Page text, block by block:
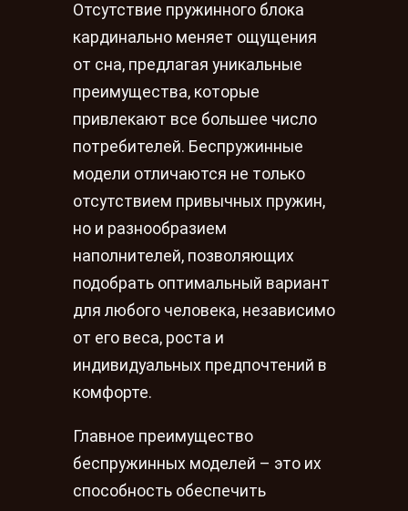
Отсутствие пружинного блока
кардинально меняет ощущения
от сна, предлагая уникальные
преимущества, которые
привлекают все большее число
потребителей. Беспружинные
модели отличаются не только
отсутствием привычных пружин,
но и разнообразием
наполнителей, позволяющих
подобрать оптимальный вариант
для любого человека, независимо
от его веса, роста и
индивидуальных предпочтений в
комфорте.
Главное преимущество
беспружинных моделей – это их
способность обеспечить